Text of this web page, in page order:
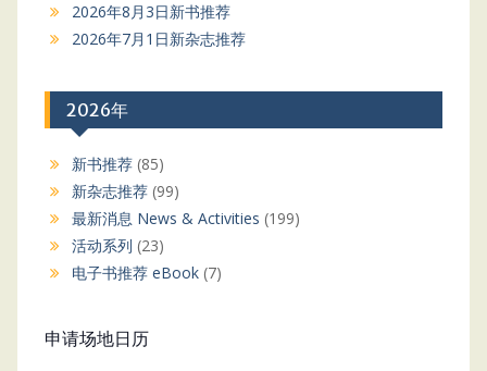
2026年8月3日新书推荐
2026年7月1日新杂志推荐
2026年
新书推荐(85)
新杂志推荐(99)
最新消息 News & Activities (199)
活动系列 (23)
电子书推荐 eBook(7)
申请场地日历